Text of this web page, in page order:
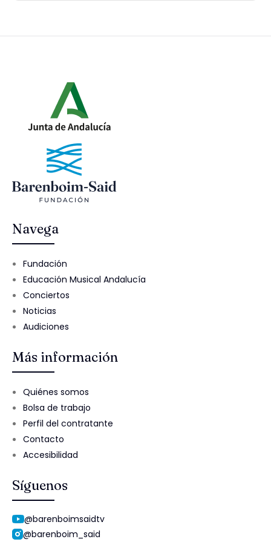
Navega
Fundación
Educación Musical Andalucía
Conciertos
Noticias
Audiciones
Más información
Quiénes somos
Bolsa de trabajo
Perfil del contratante
Contacto
Accesibilidad
Síguenos
@barenboimsaidtv
@barenboim_said